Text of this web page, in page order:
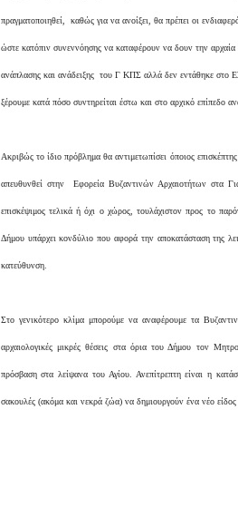
πραγματοποιηθεί, καθώς για να ανοίξει, θα πρέπει οι
ώστε κατόπιν συνεννόησης να καταφέρουν να δουν την αρχαία
ανάπλασης και ανάδειξης του Γ ΚΠΣ αλλά δεν εντάθηκε στο
ξέρουμε κατά πόσο συντηρείται έστω και στο αρχικό επίπεδο
Ακριβώς το ίδιο πρόβλημα θα αντιμετωπίσει όποιος
απευθυνθεί στην Εφορεία Βυζαντινών Αρχαιοτήτων στα
επισκέψιμος τελικά ή όχι ο χώρος, τουλάχιστον προς το
Δήμου υπάρχει κονδύλιο που αφορά την αποκατάσταση της
κατεύθυνση.
Στο γενικότερο κλίμα μπορούμε να αναφέρουμε τα
αρχαιολογικές μικρές θέσεις στα όρια του Δήμου τον
πρόσβαση στα λείψανα του Αγίου. Ανεπίτρεπτη είναι η
σακουλές (ακόμα και νεκρά ζώα) να δημιουργούν ένα νέο